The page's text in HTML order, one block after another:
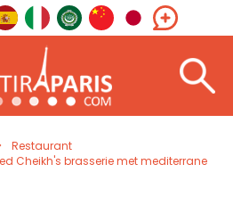
Restaurant
Cheikh's brasserie met mediterrane